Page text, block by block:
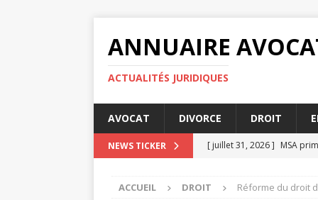
ANNUAIRE
ACTUALITÉS JURIDIQUES
AVOCAT DIVORCE DROIT
NEWS TICKER [ juillet 31, 2026 ] MSA
[ juillet 23, 2026 ] MSA
ACCUEIL DROIT Réforme du droit